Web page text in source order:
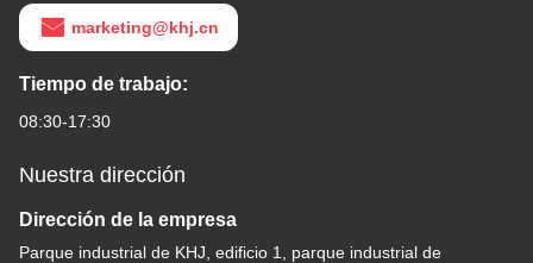
marketing@khj.cn
Tiempo de trabajo:
08:30-17:30
Nuestra dirección
Dirección de la empresa
Parque industrial de KHJ, edificio 1, parque industrial de